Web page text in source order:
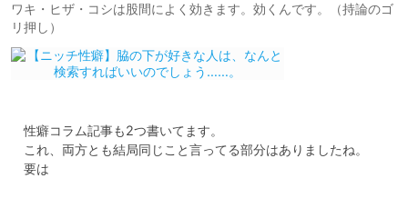
ワキ・ヒザ・コシは股間によく効きます。効くんです。（持論のゴ
リ押し）
性癖コラム記事も2つ書いてます。
これ、両方とも結局同じこと言ってる部分はありましたね。
要は